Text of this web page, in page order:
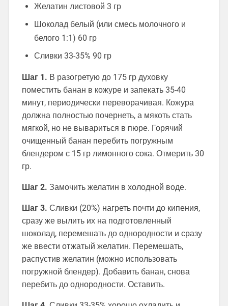
Желатин листовой 3 гр
Шоколад белый (или смесь молочного и
белого 1:1) 60 гр
Сливки 33-35% 90 гр
Шаг 1. В разогретую до 175 гр духовку
поместить банан в кожуре и запекать 35-40
минут, периодически переворачивая. Кожура
должна полностью почернеть, а мякоть стать
мягкой, но не вывариться в пюре. Горячий
очищенный банан перебить погружным
блендером с 15 гр лимонного сока. Отмерить 30
гр.
Шаг 2. Замочить желатин в холодной воде.
Шаг 3. Сливки (20%) нагреть почти до кипения,
сразу же вылить их на подготовленный
шоколад, перемешать до однородности и сразу
же ввести отжатый желатин. Перемешать,
распустив желатин (можно использовать
погружной блендер). Добавить банан, снова
перебить до однородности. Оставить.